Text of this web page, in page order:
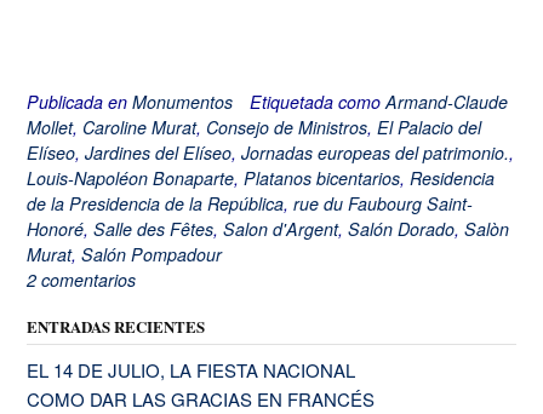
Publicada en Monumentos Etiquetada comoArmand-Claude
Mollet, Caroline Murat, Consejo de Ministros, El Palacio del
Elíseo, Jardines del Elíseo, Jornadas europeas del patrimonio.,
Louis-Napoléon Bonaparte, Platanos bicentarios, Residencia
de la Presidencia de la República, rue du Faubourg Saint-
Honoré, Salle des Fêtes, Salon d'Argent, Salón Dorado, Salòn
Murat, Salón Pompadour
2 comentarios
ENTRADAS RECIENTES
EL 14 DE JULIO, LA FIESTA NACIONAL
COMO DAR LAS GRACIAS EN FRANCÉS